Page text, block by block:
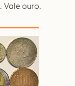
Vale ouro.